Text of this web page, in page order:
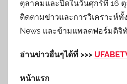
ตุลาคมและปิดในวันศุกร์ที่ 16 ตุ
ติดตามข่าวและการวิเคราะห์ทั้
News และข้ามแพลตฟอร์มดิจิ
อ่านข่าวอื่นๆได้ที่ >>>
หน้าแรก